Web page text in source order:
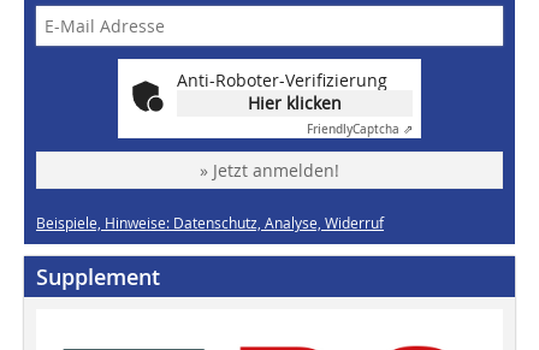
Anti-Roboter-Verifizierung
Hier klicken
FriendlyCaptcha ⇗
» Jetzt anmelden!
Beispiele, Hinweise: Datenschutz, Analyse, Widerruf
Supplement